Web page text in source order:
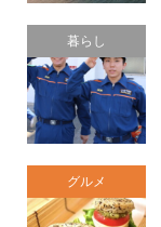
暮らし
グルメ